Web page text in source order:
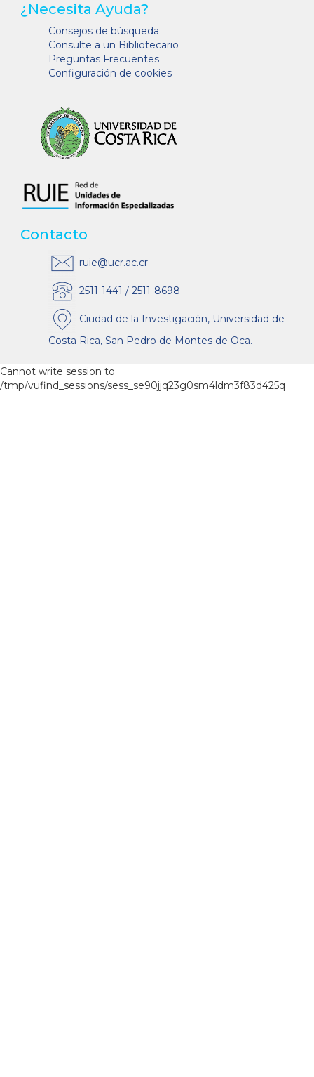
¿Necesita Ayuda?
Consejos de búsqueda
Consulte a un Bibliotecario
Preguntas Frecuentes
Configuración de cookies
Contacto
ruie@ucr.ac.cr
2511-1441 / 2511-8698
Ciudad de la Investigación, Universidad de
Costa Rica, San Pedro de Montes de Oca.
Cannot write session to
/tmp/vufind_sessions/sess_se90jjq23g0sm4ldm3f83d425q